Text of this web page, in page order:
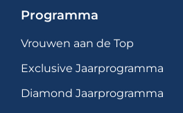
Programma
Vrouwen aan de Top
Exclusive Jaarprogramma
Diamond Jaarprogramma